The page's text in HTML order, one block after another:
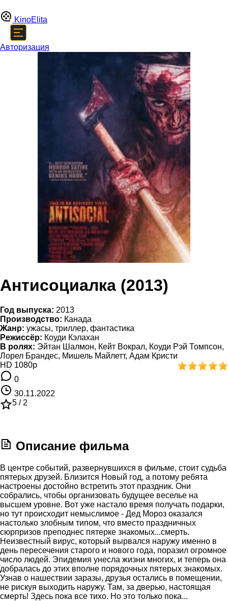
KinoElita
Авторизация
Антисоциалка (2013)
Год выпуска: 2013
Производство: Канада
Жанр: ужасы, триллер, фантастика
Режиссёр: Коуди Кэлахан
В ролях: Эйтан Шалмон, Кейт Вокрал, Коуди Рэй Томпсон,
Лорел Брандес, Мишель Майлетт, Адам Кристи
HD 1080p
0
30.11.2022
5 / 2
Описание фильма
В центре событий, развернувшихся в фильме, стоит судьба
пятерых друзей. Близится Новый год, а потому ребята
настроены достойно встретить этот праздник. Они
собрались, чтобы организовать будущее веселье на
высшем уровне. Вот уже настало время получать подарки,
но тут происходит немыслимое - Дед Мороз оказался
настолько злобным типом, что вместо праздничных
сюрпризов преподнес пятерке знакомых...смерть.
Неизвестный вирус, который вырвался наружу именно в
день пересечения старого и нового года, поразил огромное
число людей. Эпидемия унесла жизни многих, и теперь она
добралась до этих вполне порядочных пятерых знакомых.
Узнав о нашествии заразы, друзья остались в помещении,
не рискуя выходить наружу. Там, за дверью, настоящая
смерть! Здесь пока все тихо. Но это только пока...